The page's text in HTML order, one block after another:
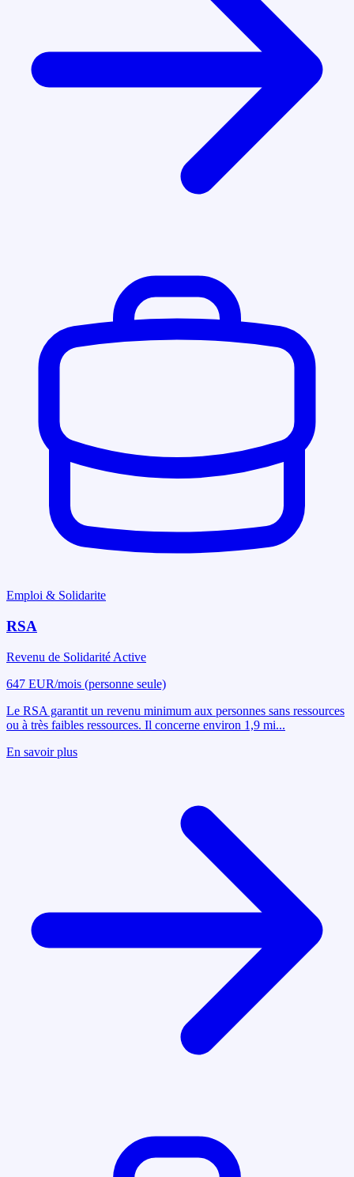
Emploi & Solidarite
RSA
Revenu de Solidarité Active
647 EUR/mois (personne seule)
Le RSA garantit un revenu minimum aux personnes sans ressources
ou à très faibles ressources. Il concerne environ 1,9 mi...
En savoir plus